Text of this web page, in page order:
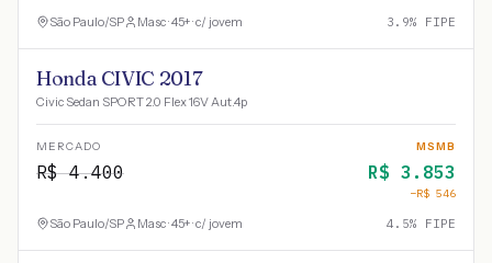
São Paulo/SP Masc · 45+ · c/ jovem 3.9% FIPE
Honda CIVIC 2017
Civic Sedan SPORT 2.0 Flex 16V Aut.4p
MERCADO
R$4.400
MSMB
R$ 3.853
−R$ 546
São Paulo/SP Masc · 45+ · c/ jovem 4.5% FIPE